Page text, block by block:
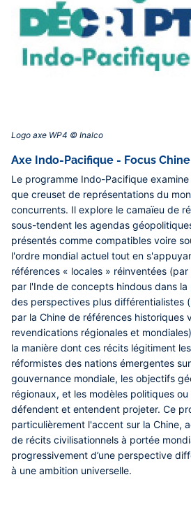
Logo axe WP4 © Inalco‎
Axe Indo-Pacifique - Focus Chine
Le programme Indo-Pacifique
que creuset de représentations du
concurrents. Il explore le camaïeu de
sous-tendent les agendas
présentés comme compatibles voire
l'ordre mondial actuel tout en
références « locales » réinventées
par l'Inde de concepts hindous dans
des perspectives plus différentialistes
par la Chine de références historiques
revendications régionales et
la manière dont ces récits légitiment
réformistes des nations émergentes
gouvernance mondiale, les objectifs
régionaux, et les modèles politiques ou
défendent et entendent projeter. Ce
particulièrement l'accent sur la Chine,
de récits civilisationnels à portée
progressivement d’une perspective
à une ambition universelle.